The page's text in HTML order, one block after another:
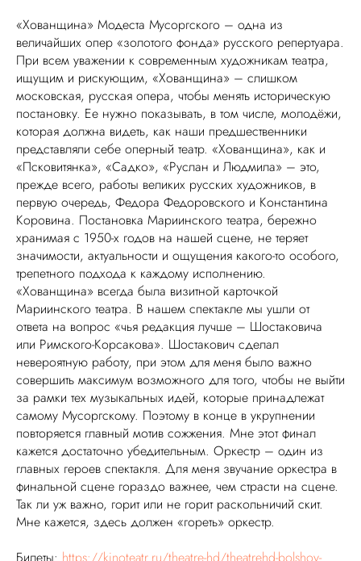
«Хованщина» Модеста Мусоргского – одна из
величайших опер «золотого фонда» русского репертуара.
При всем уважении к современным художникам театра,
ищущим и рискующим, «Хованщина» – слишком
московская, русская опера, чтобы менять историческую
постановку. Ее нужно показывать, в том числе, молодёжи,
которая должна видеть, как наши предшественники
представляли себе оперный театр. «Хованщина», как и
«Псковитянка», «Садко», «Руслан и Людмила» – это,
прежде всего, работы великих русских художников, в
первую очередь, Федора Федоровского и Константина
Коровина. Постановка Мариинского театра, бережно
хранимая с 1950-х годов на нашей сцене, не теряет
значимости, актуальности и ощущения какого-то особого,
трепетного подхода к каждому исполнению.
«Хованщина» всегда была визитной карточкой
Мариинского театра. В нашем спектакле мы ушли от
ответа на вопрос «чья редакция лучше – Шостаковича
или Римского-Корсакова». Шостакович сделал
невероятную работу, при этом для меня было важно
совершить максимум возможного для того, чтобы не выйти
за рамки тех музыкальных идей, которые принадлежат
самому Мусоргскому. Поэтому в конце в укрупнении
повторяется главный мотив сожжения. Мне этот финал
кажется достаточно убедительным. Оркестр – один из
главных героев спектакля. Для меня звучание оркестра в
финальной сцене гораздо важнее, чем страсти на сцене.
Так ли уж важно, горит или не горит раскольничий скит.
Мне кажется, здесь должен «гореть» оркестр.